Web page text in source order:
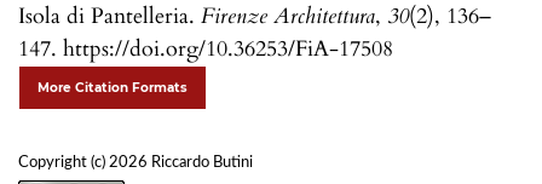
Isola di Pantelleria. Firenze Architettura, 30(2), 136–
147. https://doi.org/10.36253/FiA-17508
More Citation Formats
Copyright (c) 2026 Riccardo Butini